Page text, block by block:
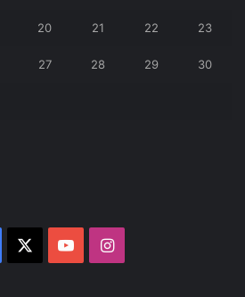
20 21 22 23
27 28 29 30
Facebook YouTubeInstagram